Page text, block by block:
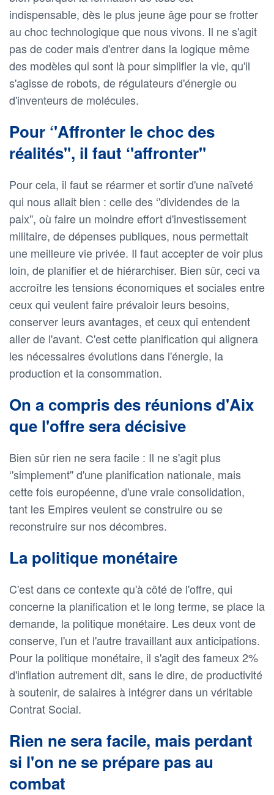
indispensable, dès le plus jeune âge pour se frotter
au choc technologique que nous vivons. Il ne s'agit
pas de coder mais d'entrer dans la logique même
des modèles qui sont là pour simplifier la vie, qu'il
s'agisse de robots, de régulateurs d'énergie ou
d'inventeurs de molécules.
Pour ‘'Affronter le choc des
réalités'', il faut ‘'affronter''
Pour cela, il faut se réarmer et sortir d'une naïveté
qui nous allait bien : celle des ‘'dividendes de la
paix'', où faire un moindre effort d'investissement
militaire, de dépenses publiques, nous permettait
une meilleure vie privée. Il faut accepter de voir plus
loin, de planifier et de hiérarchiser. Bien sûr, ceci va
accroître les tensions économiques et sociales entre
ceux qui veulent faire prévaloir leurs besoins,
conserver leurs avantages, et ceux qui entendent
aller de l'avant. C'est cette planification qui alignera
les nécessaires évolutions dans l'énergie, la
production et la consommation.
On a compris des réunions d'Aix
que l'offre sera décisive
Bien sûr rien ne sera facile : Il ne s'agit plus
‘'simplement'' d'une planification nationale, mais
cette fois européenne, d'une vraie consolidation,
tant les Empires veulent se construire ou se
reconstruire sur nos décombres.
La politique monétaire
C'est dans ce contexte qu'à côté de l'offre, qui
concerne la planification et le long terme, se place la
demande, la politique monétaire. Les deux vont de
conserve, l'un et l'autre travaillant aux anticipations.
Pour la politique monétaire, il s'agit des fameux 2%
d'inflation autrement dit, sans le dire, de productivité
à soutenir, de salaires à intégrer dans un véritable
Contrat Social.
Rien ne sera facile, mais perdant
si l'on ne se prépare pas au
combat